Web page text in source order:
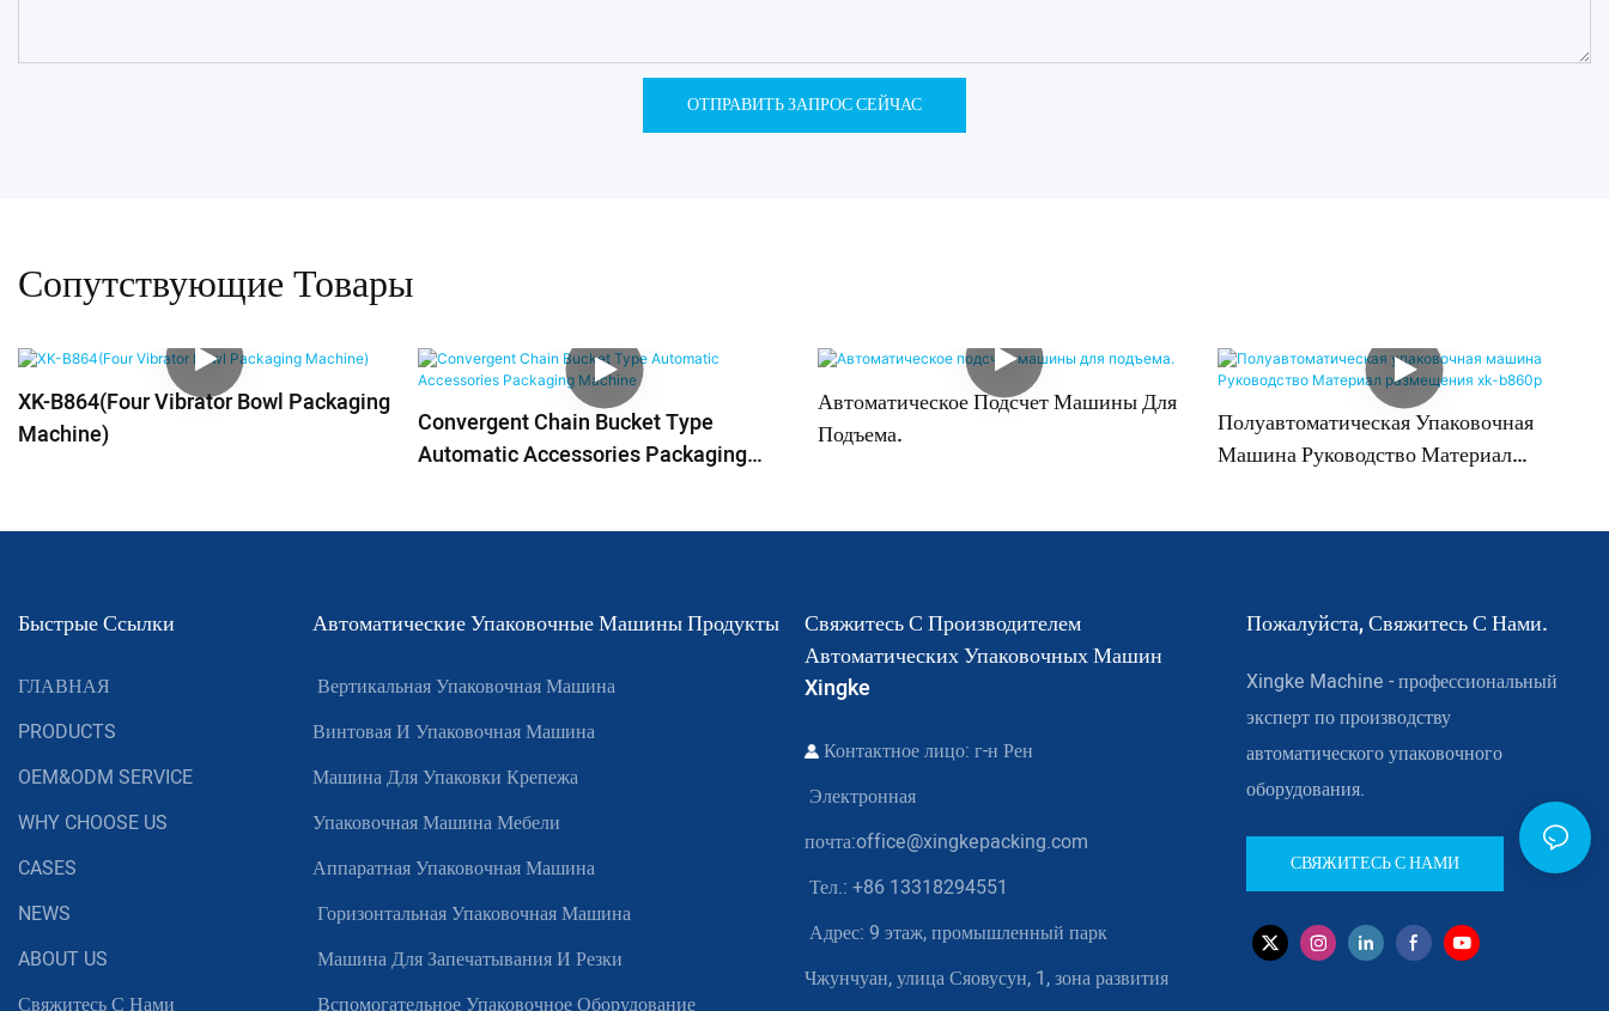
ОТПРАВИТЬ ЗАПРОС СЕЙЧАС
Сопутствующие Товары
XK-B864(Four Vibrator Bowl Packaging
Machine)
Convergent Chain Bucket Type
Automatic Accessories Packaging
Автоматическое Подсчет Машины Для
Подъема.
Полуавтоматическая Упаковочная
Машина Руководство Материал
Быстрые Ссылки
ГЛАВНАЯ
PRODUCTS
OEM&ODM SERVICE
WHY CHOOSE US
CASES
NEWS
ABOUT US
Свяжитесь С Нами
Автоматические Упаковочные Машины Продукты
Вертикальная Упаковочная Машина
Винтовая И Упаковочная Машина
Машина Для Упаковки Крепежа
Упаковочная Машина Мебели
Аппаратная Упаковочная Машина
Горизонтальная Упаковочная Машина
Машина Для Запечатывания И Резки
Вспомогательное Упаковочное Оборудование
Свяжитесь С Производителем
Автоматических Упаковочных Машин
Xingke
Контактное лицо: г-н Рен
Электронная
почта:office@xingkepacking.com
Тел.: +86 13318294551
Адрес: 9 этаж, промышленный парк
Чжунчуан, улица Сяовусун, 1, зона развития
Пожалуйста, Свяжитесь С Нами.
Xingke Machine - профессиональный
эксперт по производству
автоматического упаковочного
оборудования.
СВЯЖИТЕСЬ С НАМИ